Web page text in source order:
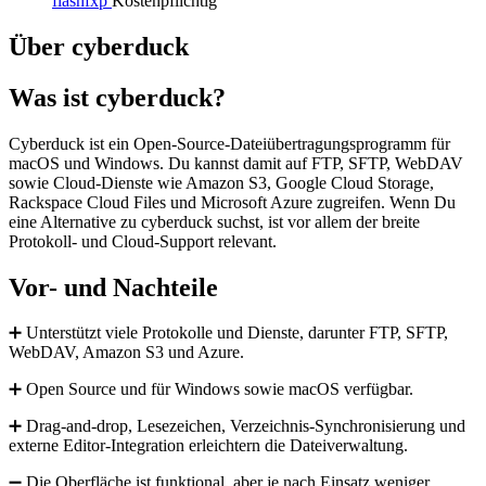
Über cyberduck
Was ist cyberduck?
Cyberduck ist ein Open-Source-Dateiübertragungsprogramm für
macOS und Windows. Du kannst damit auf FTP, SFTP, WebDAV
sowie Cloud-Dienste wie Amazon S3, Google Cloud Storage,
Rackspace Cloud Files und Microsoft Azure zugreifen. Wenn Du
eine Alternative zu cyberduck suchst, ist vor allem der breite
Protokoll- und Cloud-Support relevant.
Vor- und Nachteile
➕ Unterstützt viele Protokolle und Dienste, darunter FTP, SFTP,
WebDAV, Amazon S3 und Azure.
➕ Open Source und für Windows sowie macOS verfügbar.
➕ Drag-and-drop, Lesezeichen, Verzeichnis-Synchronisierung und
externe Editor-Integration erleichtern die Dateiverwaltung.